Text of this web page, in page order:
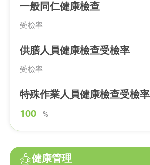
一般同仁健康檢查
受檢率
供膳人員健康檢查受檢率
受檢率
特殊作業人員健康檢查受檢率
100
%
健康管理